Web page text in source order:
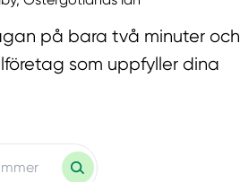
på bara två minuter och
som uppfyller dina